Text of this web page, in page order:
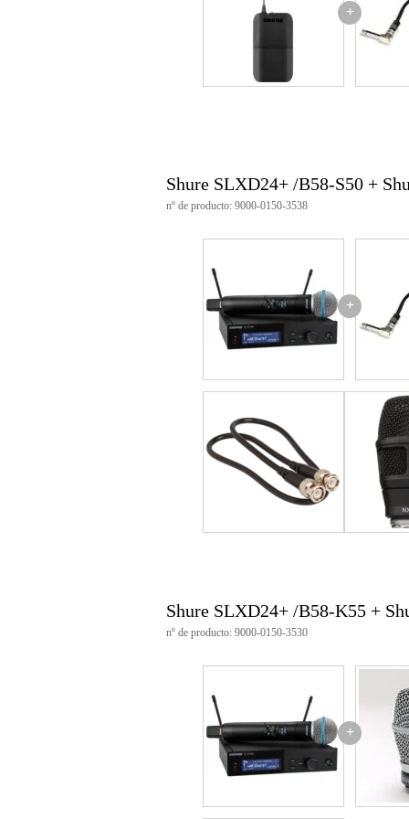
+
Shure SLXD24+ /B58-S50 +
nº de producto: 9000-0150-3538
+
Shure SLXD24+ /B58-K55 +
nº de producto: 9000-0150-3530
+